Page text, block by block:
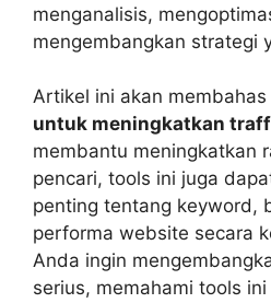
menganalisis,
mengembangkan strategi
Artikel ini akan membahas
untuk meningkatkan
membantu meningkatkan
pencari, tools ini juga
penting tentang keyword,
performa website secara
Anda ingin
serius, memahami tools